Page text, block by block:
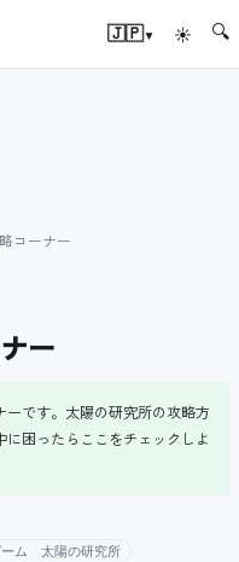
🇯🇵▾ ☀ 🔍
コーナー
ー
です。太陽の研究所の攻略方
困ったらここをチェックしよ
ーム 太陽の研究所